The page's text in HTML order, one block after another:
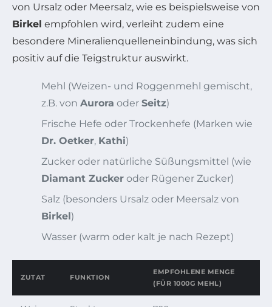
von Ursalz oder Meersalz, wie es beispielsweise von
Birkel empfohlen wird, verleiht zudem eine
besondere Mineralienquelleneinbindung, was sich
positiv auf die Teigstruktur auswirkt.
Mehl (Weizen- und Roggenmehl gemischt,
z.B. von Aurora oder Seitz)
Frische Hefe oder Trockenhefe (Marken wie
Dr. Oetker, Kathi)
Zucker oder natürliche Süßungsmittel (wie
Diamant Zucker oder Rügener Zucker)
Salz (besonders Ursalz oder Meersalz von
Birkel)
Wasser (warm oder kalt je nach Rezept)
ZUTAT FUNKTION
EMPFOHLENE MENGE
(FÜR 1000G MEHL)